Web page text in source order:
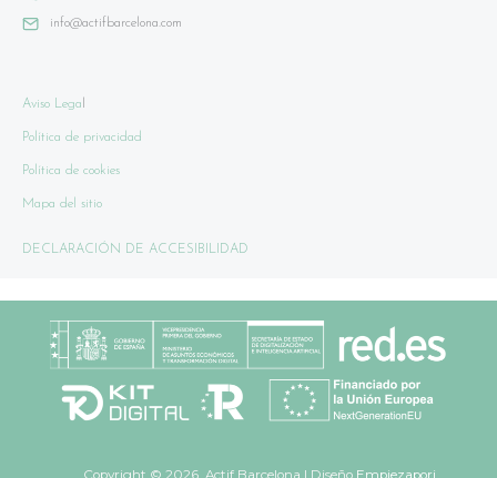
info@actifbarcelona.com
Aviso Legal
Política de privacidad
Política de cookies
Mapa del sitio
DECLARACIÓN DE ACCESIBILIDAD
Copyright © 2026 Actif Barcelona | Diseño Empiezapori